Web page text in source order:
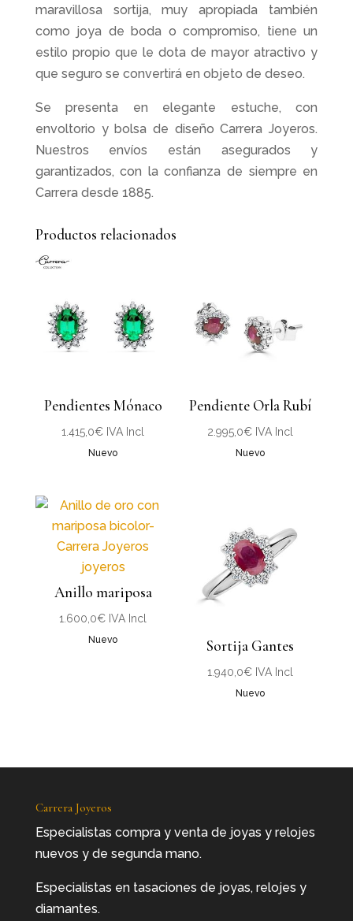
maravillosa sortija, muy apropiada también
como joya de boda o compromiso, tiene un
estilo propio que le dota de mayor atractivo y
que seguro se convertirá en objeto de deseo.
Se presenta en elegante estuche, con
envoltorio y bolsa de diseño Carrera Joyeros.
Nuestros envíos están asegurados y
garantizados, con la confianza de siempre en
Carrera desde 1885.
Productos relacionados
Pendientes Mónaco
1.415,0€ IVA Incl
Nuevo
Pendiente Orla Rubí
2.995,0€ IVA Incl
Nuevo
Anillo mariposa
1.600,0€ IVA Incl
Nuevo Sortija Gantes
1.940,0€ IVA Incl
Nuevo
Carrera Joyeros
Especialistas compra y venta de joyas y relojes
nuevos y de segunda mano.
Especialistas en tasaciones de joyas, relojes y
diamantes.